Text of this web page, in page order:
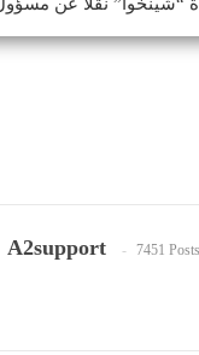
“شينخوا” نقلا عن
A2support 7451 Posts